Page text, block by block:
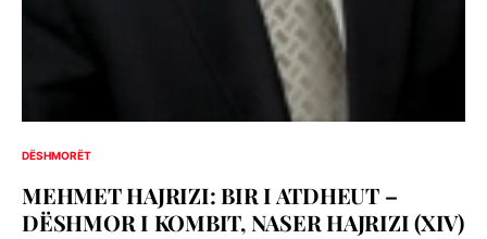
DËSHMORËT
MEHMET HAJRIZI: BIR I ATDHEUT –
DËSHMOR I KOMBIT, NASER HAJRIZI (XIV)